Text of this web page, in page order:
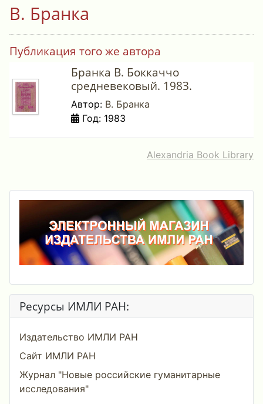
В. Бранка
Публикация того же автора
Бранка В. Боккаччо
средневековый. 1983.
Автор: В. Бранка
Год: 1983
Alexandria Book Library
Ресурсы ИМЛИ РАН:
Издательство ИМЛИ РАН
Сайт ИМЛИ РАН
Журнал "Новые российские гуманитарные
исследования"